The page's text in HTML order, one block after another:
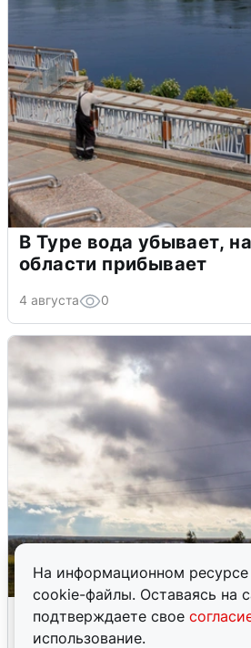
На информационном
cookie-файлы. Оставаясь на
подтверждаете свое
использование.
В Туре вода убывает,
области прибывает
4 августа 0
Над ХМАО впервые
беспилотники